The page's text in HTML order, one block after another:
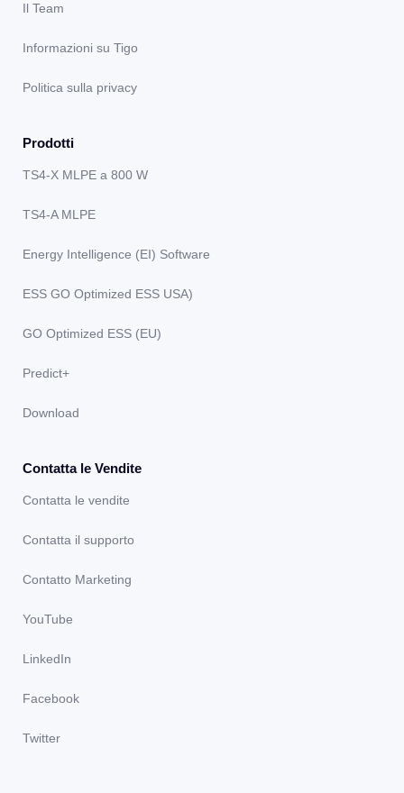
Il Team
Informazioni su Tigo
Politica sulla privacy
Prodotti
TS4-X MLPE a 800 W
TS4-A MLPE
Energy Intelligence (EI) Software
ESS GO Optimized ESS USA)
GO Optimized ESS (EU)
Predict+
Download
Contatta le Vendite
Contatta le vendite
Contatta il supporto
Contatto Marketing
YouTube
LinkedIn
Facebook
Twitter